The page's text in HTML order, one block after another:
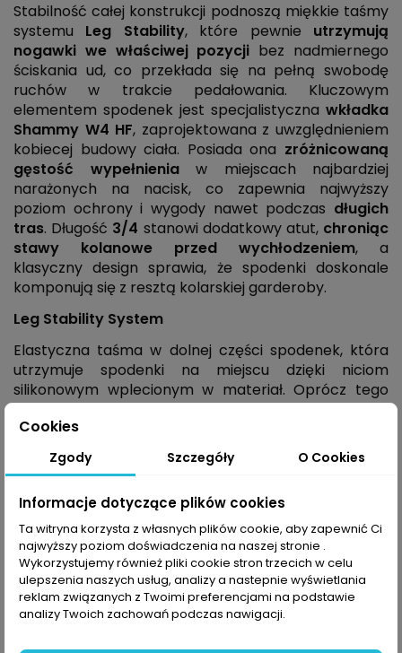
Stabilność całej konstrukcji podnoszą miękkie taśmy
systemu Leg Stability, które pewnie utrzymują
nogawki we właściwej pozycji bez nadmiernego
ściskania ud, co przekłada się na pełną swobodę
ruchów w trakcie pedałowania. Kluczowym
elementem spodenek jest specjalistyczna wkładka
Shammy W4 HF, zaprojektowana z uwzględnieniem
kobiecej budowy ciała. Posiada ona zróżnicowaną
gęstość wypełnieniaw miejscach najbardziej
narażonych na nacisk, co zapewnia najwyższy
poziom ochrony i wygody nawet podczas długich
tras. Długość 3/4 stanowi dodatkowy atut, chroniąc
stawy kolanowe przed wychłodzeniem, a
klasyczny design sprawia, że spodenki doskonale
komponują się z resztą kolarskiej garderoby.
Leg Stability System
Elastyczna taśma w dolnej części spodenek, która
utrzymuje spodenki na miejscu dzięki niciom
silikonowym wplecionym w materiał. Oprócz tego
system ten zapewnia doskonały poziom kompresji
bez nieprzyjemnego ucisku.
Linia Solid -
podstawowa linia Alé
Mieszanka kolorów oraz klasycznych
geometrycznych wzorów. Ubrania z linii Solid skupiają
się przede wszystkim na wysokim komforcie jazdy. Są
przeznaczone dla osób, które kochają spędzać czas
ciesząc się każdą chwilą trasy.
Cechy:
Cookies
Zgody Szczegóły O Cookies
Informacje dotyczące plików cookies
Ta witryna korzysta z własnych plików cookie, aby zapewnić Ci
najwyższy poziom doświadczenia na naszej stronie .
Wykorzystujemy również pliki cookie stron trzecich w celu
ulepszenia naszych usług, analizy a nastepnie wyświetlania
reklam związanych z Twoimi preferencjami na podstawie
analizy Twoich zachowań podczas nawigacji.